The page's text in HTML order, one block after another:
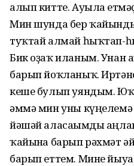
алып китте. Ауылға
Мин шунда бер
туҡтай алмай һыҡтап-
Бик оҙаҡ иланым. Унан
барып йоҡланыҡ.
кеше булып уяндым. Юҡ,
әммә мин уны
йәшәй аласағымды
ҡайынға барып рәхмәт
барып еттем. Мине